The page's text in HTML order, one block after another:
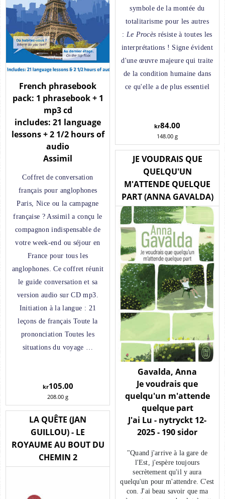
symbole de la montée du
totalitarisme pour les autres
: Le Procès résiste à toutes les
interprétations ! Signe évident
d'une œuvre majeure qui traite
de la condition humaine dans
ce qu'elle a de plus essentiel
kr84.00
148.00 g
French phrasebook
pack: 1 phrasebook + 1
mp3 cd
includes: 21 language
lessons + 2 1/2 hours of
audio
Assimil
Coffret de conversation
français pour anglophones
Paris, Nice ou la campagne
française ? Assimil a conçu le
compagnon indispensable de
votre week-end ou séjour en
France pour tous les
anglophones. Ce coffret réunit
le guide conversation et sa
version audio sur CD mp3.
Initiation à la langue : 21
leçons de français Toute la
prononciation Toutes les
situations du voyage …
kr105.00
208.00 g
JE VOUDRAIS QUE
QUELQU'UN
M'ATTENDE QUELQUE
PART (ANNA GAVALDA)
Gavalda, Anna
Je voudrais que
quelqu'un m'attende
quelque part
J'ai Lu - nytryckt 12-
2025 - 190 sidor
"Quand j'arrive à la gare de
l'Est, j'espère toujours
secrètement qu'il y aura
quelqu'un pour m'attendre. C'est
con. J'ai beau savoir que ma
LA QUÊTE (JAN
GUILLOU) - LE
ROYAUME AU BOUT DU
CHEMIN 2